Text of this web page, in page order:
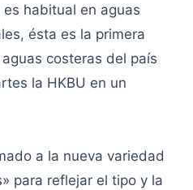
habitual en aguas
ésta es la primera
costeras del país
la HKBU en un
a la nueva variedad
para reflejar el tipo y la